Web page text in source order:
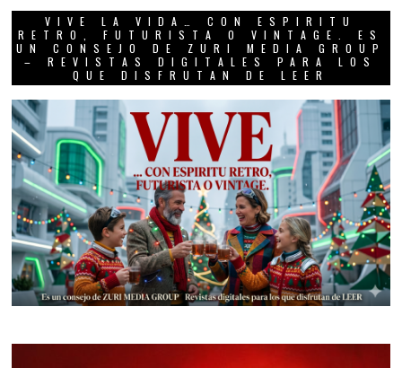
VIVE LA VIDA… CON ESPIRITU
RETRO, FUTURISTA O VINTAGE. ES
UN CONSEJO DE ZURI MEDIA GROUP
– REVISTAS DIGITALES PARA LOS
QUE DISFRUTAN DE LEER